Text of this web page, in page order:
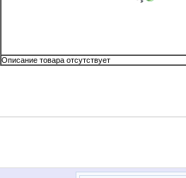
Описание товара отсутствует